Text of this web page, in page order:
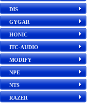
DIS
GYGAR
HONIC
ITC-AUDIO
MODIFY
NPE
NTS
RAZER